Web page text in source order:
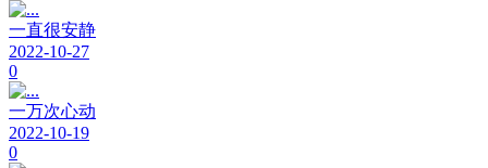
一直很安静
2022-10-27
0
一万次心动
2022-10-19
0